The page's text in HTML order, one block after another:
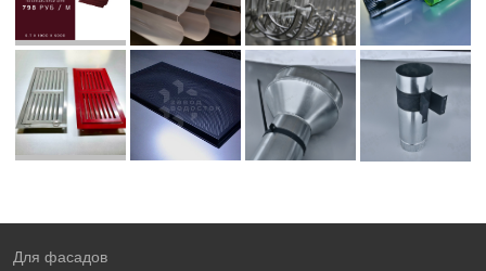
Для фасадов